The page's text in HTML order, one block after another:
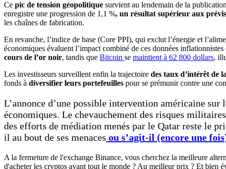
Ce pic de tension géopolitique survient au lendemain de la
enregistre une progression de 1,1 %, un résultat supérieur aux
les chaînes de fabrication.
En revanche, l’indice de base (Core PPI), qui exclut l’énergie et
économiques évaluent l’impact combiné de ces données
cours de l’or noir, tandis que Bitcoin se maintient à 62 800 dollars,
Les investisseurs surveillent enfin la trajectoire des taux d’intérêt de
fonds à diversifier leurs portefeuilles pour se prémunir contre une
L’annonce d’une possible intervention américaine
économiques. Le chevauchement des risques
des efforts de médiation menés par le Qatar reste le
il au bout de ses menaces ou s’agit-il (encore une
A la fermeture de l'exchange Binance, vous cherchez la meilleure
d'acheter les cryptos avant tout le monde ? Au meilleur prix ? Et bien